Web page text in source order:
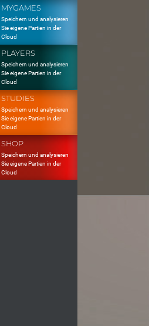
MYGAMES
Speichern und analysieren
Sie eigene Partien in der
Cloud
PLAYERS
Speichern und analysieren
Sie eigene Partien in der
Cloud
STUDIES
Speichern und analysieren
Sie eigene Partien in der
Cloud
SHOP
Speichern und analysieren
Sie eigene Partien in der
Cloud